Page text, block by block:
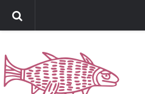
Обратная связь
Поддержать сайт